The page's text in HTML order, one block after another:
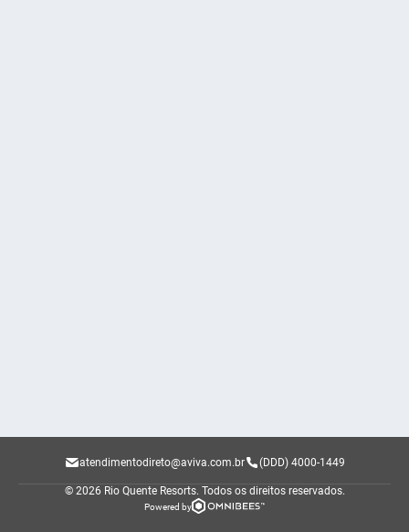
atendimentodireto@aviva.com.br (DDD) 4000-1449
© 2026 Rio Quente Resorts. Todos os direitos reservados.
Powered by